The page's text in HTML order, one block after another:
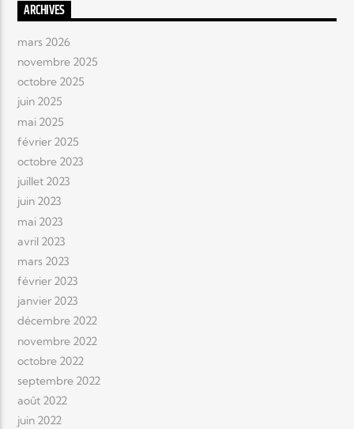
ARCHIVES
mars 2026
novembre 2025
octobre 2025
juin 2025
mai 2025
février 2025
octobre 2023
juillet 2023
juin 2023
mai 2023
avril 2023
mars 2023
février 2023
janvier 2023
décembre 2022
novembre 2022
octobre 2022
septembre 2022
août 2022
juin 2022